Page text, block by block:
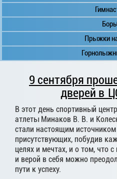
Прыжки
9 сентября
дверей в
В этот день спортивный
атлеты Минаков В. В. и
стали настоящим
присутствующих, побудив
целях и мечтах, и о том, что
и верой в себя можно
пути к успеху.